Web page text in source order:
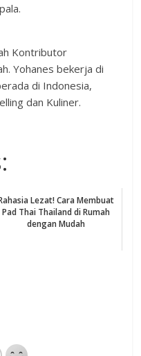
Kontributor
Yohanes bekerja di
di Indonesia,
dan Kuliner.
Lezat! Cara Membuat
Pad Thai Thailand di Rumah
dengan Mudah